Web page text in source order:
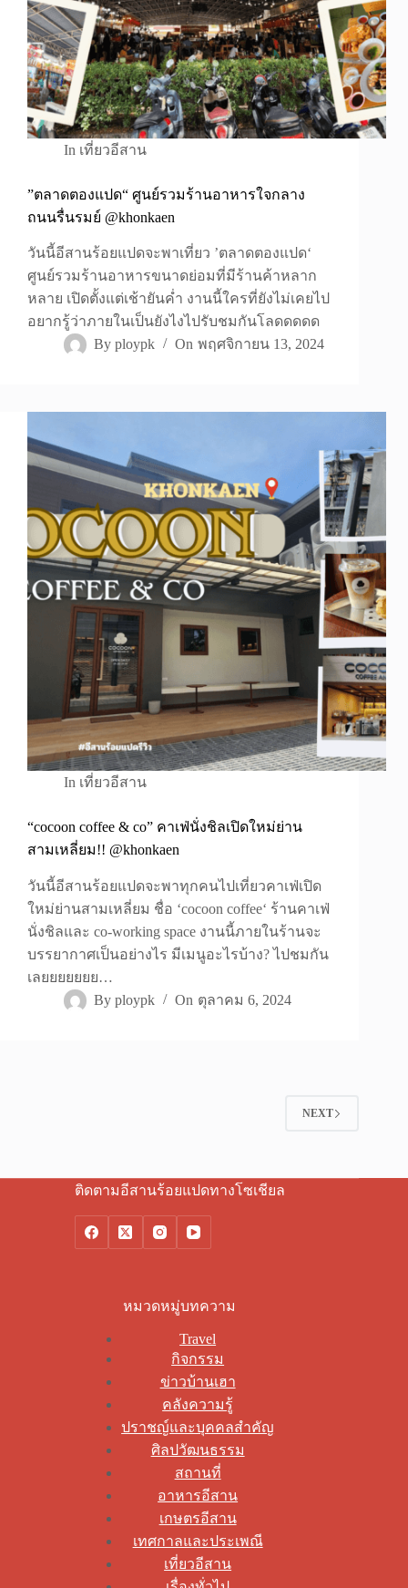
In เที่ยวอีสาน
”ตลาดตองแปด“ ศูนย์รวมร้านอาหารใจกลาง
ถนนรื่นรมย์ @khonkaen
วันนี้อีสานร้อยแปดจะพาเที่ยว ’ตลาดตองแปด‘
ศูนย์รวมร้านอาหารขนาดย่อมที่มีร้านค้าหลาก
หลาย เปิดตั้งแต่เช้ายันค่ำ งานนี้ใครที่ยังไม่เคยไป
อยากรู้ว่าภายในเป็นยังไงไปรับชมกันโลดดดดด
By ploypk On พฤศจิกายน 13, 2024
In เที่ยวอีสาน
“cocoon coffee & co” คาเฟ่นั่งชิลเปิดใหม่ย่าน
สามเหลี่ยม!! @khonkaen
วันนี้อีสานร้อยแปดจะพาทุกคนไปเที่ยวคาเฟ่เปิด
ใหม่ย่านสามเหลี่ยม ชื่อ ‘cocoon coffee‘ ร้านคาเฟ่
นั่งชิลและ co-working space งานนี้ภายในร้านจะ
บรรยากาศเป็นอย่างไร มีเมนูอะไรบ้าง? ไปชมกัน
เลยยยยยยย…
By ploypk On ตุลาคม 6, 2024
NEXT
ติดตามอีสานร้อยแปดทางโซเชียล
หมวดหมู่บทความ
Travel
กิจกรรม
ข่าวบ้านเฮา
คลังความรู้
ปราชญ์และบุคคลสำคัญ
ศิลปวัฒนธรรม
สถานที่
อาหารอีสาน
เกษตรอีสาน
เทศกาลและประเพณี
เที่ยวอีสาน